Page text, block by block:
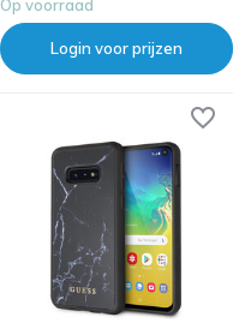
Op voorraad
Login voor prijzen